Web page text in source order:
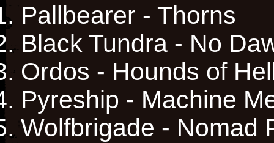
Pallbearer - Thorns
Black Tundra - No
Ordos - Hounds of
Pyreship - Machine
Wolfbrigade - Nomad